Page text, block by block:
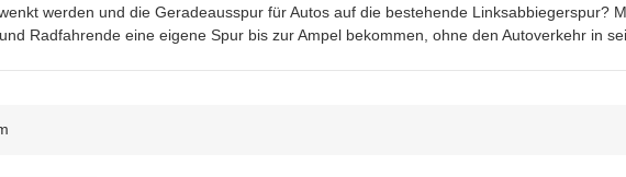
werden und die Geradeausspur für Autos auf die bestehende Linksabbiegerspur?
Radfahrende eine eigene Spur bis zur Ampel bekommen, ohne den Autoverkehr in